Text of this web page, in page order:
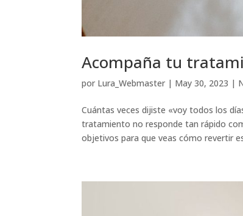
Acompaña tu
por Lura_Webmaster | May 30, 2023 |
Cuántas veces dijiste «voy todos los
tratamiento no responde tan rápido
objetivos para que veas cómo revertir